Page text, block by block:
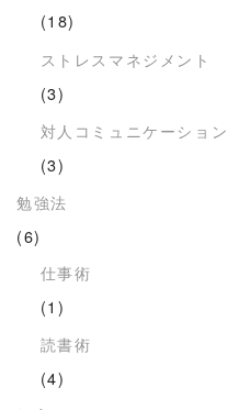
(18)
ストレスマネジメント
(3)
対人コミュニケーション
(3)
勉強法
(6)
仕事術
(1)
読書術
(4)